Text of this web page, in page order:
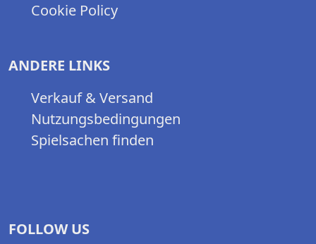
Cookie Policy
ANDERE LINKS
Verkauf & Versand
Nutzungsbedingungen
Spielsachen finden
FOLLOW US